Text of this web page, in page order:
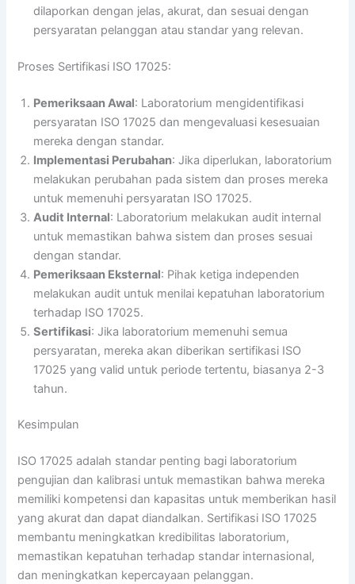
dilaporkan dengan jelas, akurat, dan sesuai dengan
persyaratan pelanggan atau standar yang relevan.
Proses Sertifikasi ISO 17025:
Pemeriksaan Awal: Laboratorium mengidentifikasi
persyaratan ISO 17025 dan mengevaluasi kesesuaian
mereka dengan standar.
Implementasi Perubahan: Jika diperlukan, laboratorium
melakukan perubahan pada sistem dan proses mereka
untuk memenuhi persyaratan ISO 17025.
Audit Internal: Laboratorium melakukan audit internal
untuk memastikan bahwa sistem dan proses sesuai
dengan standar.
Pemeriksaan Eksternal: Pihak ketiga independen
melakukan audit untuk menilai kepatuhan laboratorium
terhadap ISO 17025.
Sertifikasi: Jika laboratorium memenuhi semua
persyaratan, mereka akan diberikan sertifikasi ISO
17025 yang valid untuk periode tertentu, biasanya 2-3
tahun.
Kesimpulan
ISO 17025 adalah standar penting bagi laboratorium
pengujian dan kalibrasi untuk memastikan bahwa mereka
memiliki kompetensi dan kapasitas untuk memberikan hasil
yang akurat dan dapat diandalkan. Sertifikasi ISO 17025
membantu meningkatkan kredibilitas laboratorium,
memastikan kepatuhan terhadap standar internasional,
dan meningkatkan kepercayaan pelanggan.